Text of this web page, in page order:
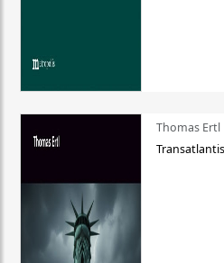
Thomas Ertl